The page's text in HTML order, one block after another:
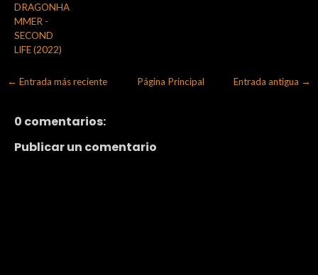
DRAGONHA
MMER -
SECOND
LIFE (2022)
← Entrada más reciente Entrada antigua →
Página Principal
0 comentarios:
Publicar un comentario